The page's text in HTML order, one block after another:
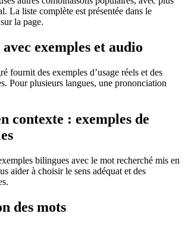
La liste complète est présentée dans le
la page.
exemples et audio
fournit des exemples d’usage réels et des
Pour plusieurs langues, une prononciation
contexte : exemples de
bilingues avec le mot recherché mis en
aider à choisir le sens adéquat et des
des mots